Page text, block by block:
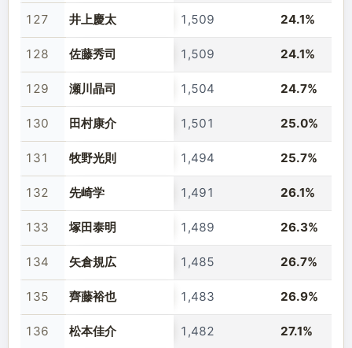
127 井上慶太 1,509 24.1%
128 佐藤秀司 1,509 24.1%
129 瀬川晶司 1,504 24.7%
130 田村康介 1,501 25.0%
131 牧野光則 1,494 25.7%
132 先崎学 1,491 26.1%
133 塚田泰明 1,489 26.3%
134 矢倉規広 1,485 26.7%
135 齊藤裕也 1,483 26.9%
136 松本佳介 1,482 27.1%